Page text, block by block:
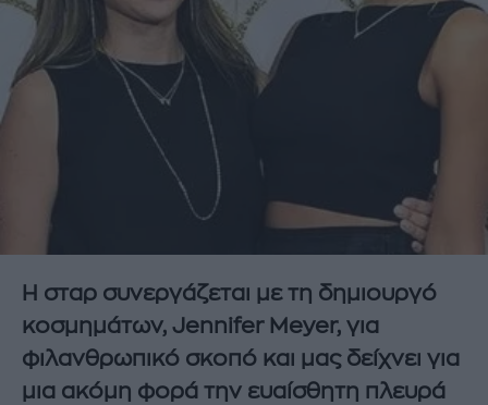
Η σταρ συνεργάζεται με τη δημιουργό
κοσμημάτων, Jennifer Meyer, για
φιλανθρωπικό σκοπό και μας δείχνει για
μια ακόμη φορά την ευαίσθητη πλευρά